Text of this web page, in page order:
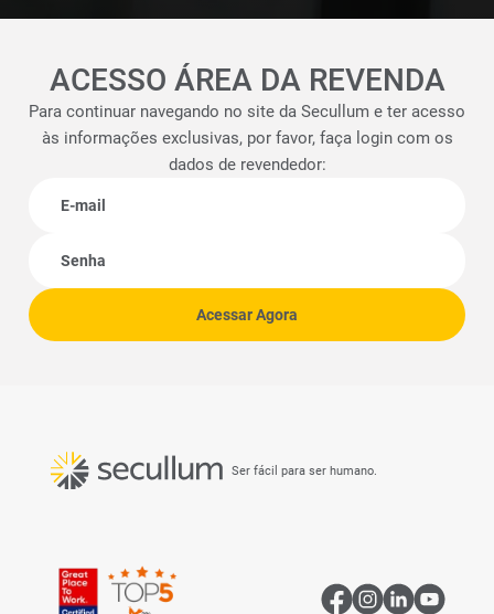
ACESSO ÁREA DA REVENDA
Para continuar navegando no site da Secullum e ter acesso
às informações exclusivas, por favor, faça login com os
dados de revendedor:
E-mail
Senha
Acessar Agora
Ser fácil para ser humano.